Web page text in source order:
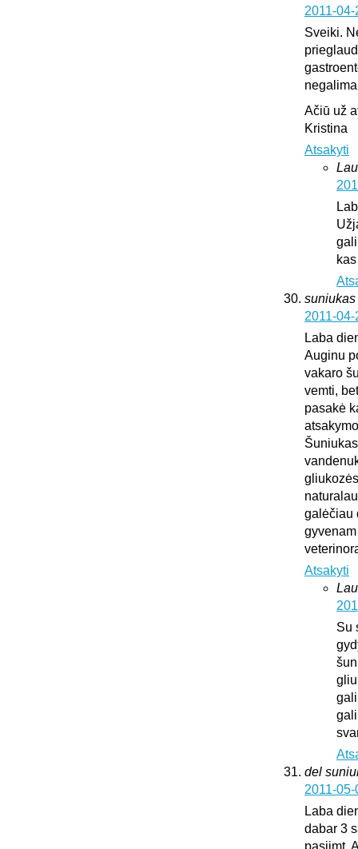
2011-
Sveiki.
Ačiū už
Kristina
Atsakyti
suniukas
2011-
Laba
Auginu
vakaro
vemti,
pasakė
galėčiau
Atsakyti
Su
del
2011-
Laba
dabar 3
pasiimt.